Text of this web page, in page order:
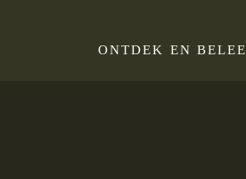
ONTDEK EN